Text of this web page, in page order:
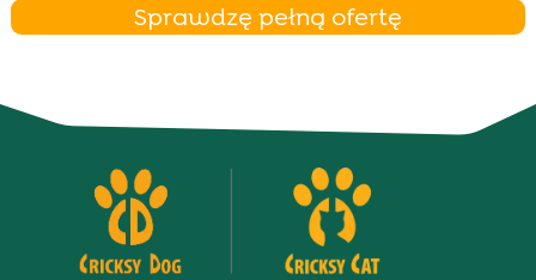
Sprawdzę pełną ofertę